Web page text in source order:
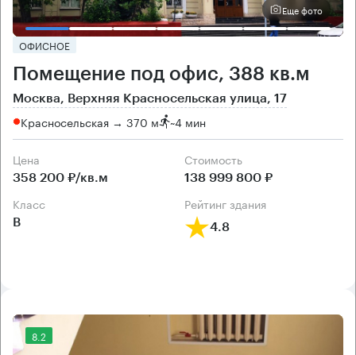
Еще фото
ОФИСНОЕ
Помещение под офис, 388 кв.м
Москва, Верхняя Красносельская улица, 17
Красносельская → 370 м ~4 мин
Цена
358 200 ₽/кв.м
Cтоимость
138 999 800 ₽
класс
B
рейтинг здания
4.8
8.2